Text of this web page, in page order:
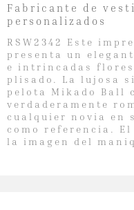
Fabricante de
personalizados
RSW2342 Este
presenta un
e intrincadas flores
plisado. La lujosa
pelota Mikado Ball
verdaderamente
cualquier novia en
como referencia.
la imagen del